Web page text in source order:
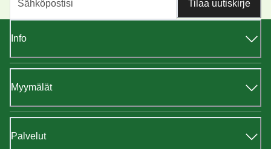
Tilaa uutiskirje
Info
Myymälät
Palvelut